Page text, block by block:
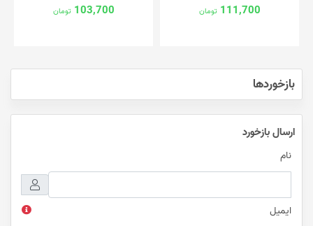
111,700 تومان 103,700 تومان
بازخوردها
ارسال بازخورد
نام
ایمیل